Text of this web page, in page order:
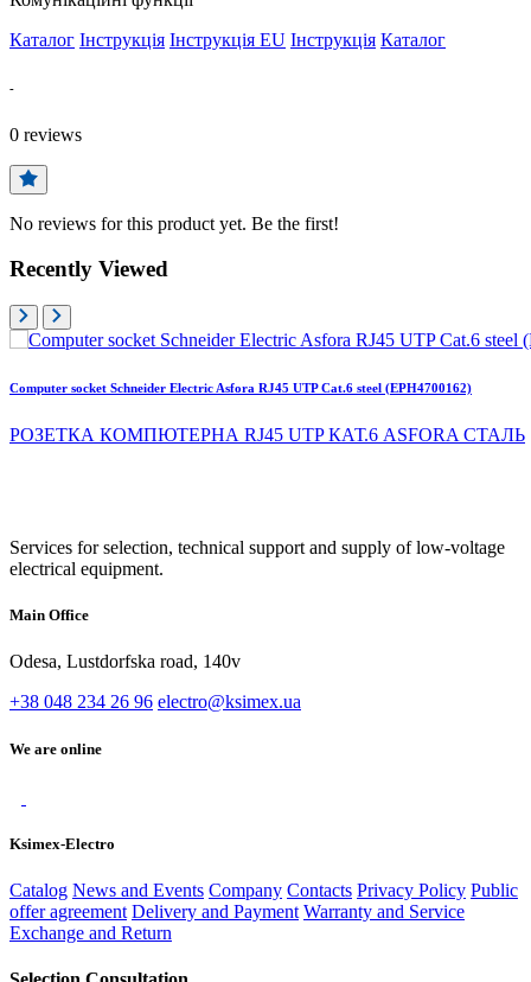
Каталог Інструкція Інструкція EU Інструкція Каталог
-
0 reviews
No reviews for this product yet. Be the first!
Recently Viewed
Computer socket Schneider Electric Asfora RJ45 UTP Cat.6 steel (EPH4700162)
РОЗЕТКА КОМПЮТЕРНА RJ45 UTP КАТ.6 ASFORA СТАЛЬ
Services for selection, technical support and supply of low-voltage
electrical equipment.
Main Office
Odesa, Lustdorfska road, 140v
+38 048 234 26 96 electro@ksimex.ua
We are online
Ksimex-Electro
Catalog News and Events Company Contacts Privacy Policy Public
offer agreement Delivery and Payment Warranty and Service
Exchange and Return